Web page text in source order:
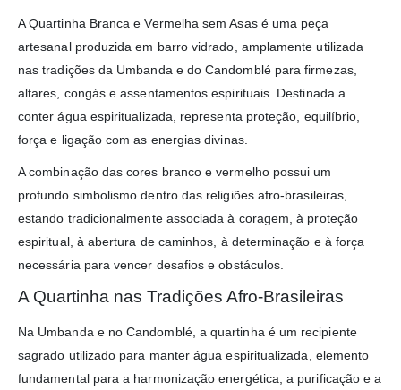
A Quartinha Branca e Vermelha sem Asas é uma peça
artesanal produzida em barro vidrado, amplamente utilizada
nas tradições da Umbanda e do Candomblé para firmezas,
altares, congás e assentamentos espirituais. Destinada a
conter água espiritualizada, representa proteção, equilíbrio,
força e ligação com as energias divinas.
A combinação das cores branco e vermelho possui um
profundo simbolismo dentro das religiões afro-brasileiras,
estando tradicionalmente associada à coragem, à proteção
espiritual, à abertura de caminhos, à determinação e à força
necessária para vencer desafios e obstáculos.
A Quartinha nas Tradições Afro-Brasileiras
Na Umbanda e no Candomblé, a quartinha é um recipiente
sagrado utilizado para manter água espiritualizada, elemento
fundamental para a harmonização energética, a purificação e a